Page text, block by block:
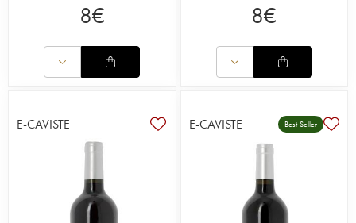
8€ 8€
E-CAVISTE E-CAVISTE Best-Seller